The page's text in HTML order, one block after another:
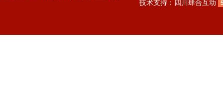
技术支持： 四川肆合互动